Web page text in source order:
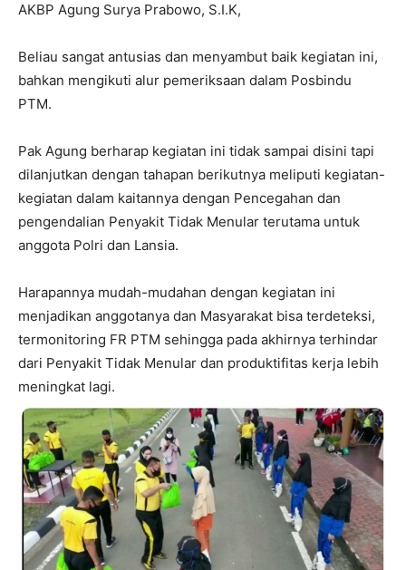
AKBP Agung Surya Prabowo, S.I.K,
Beliau sangat antusias dan menyambut baik kegiatan ini,
bahkan mengikuti alur pemeriksaan dalam Posbindu
PTM.
Pak Agung berharap kegiatan ini tidak sampai disini tapi
dilanjutkan dengan tahapan berikutnya meliputi kegiatan-
kegiatan dalam kaitannya dengan Pencegahan dan
pengendalian Penyakit Tidak Menular terutama untuk
anggota Polri dan Lansia.
Harapannya mudah-mudahan dengan kegiatan ini
menjadikan anggotanya dan Masyarakat bisa terdeteksi,
termonitoring FR PTM sehingga pada akhirnya terhindar
dari Penyakit Tidak Menular dan produktifitas kerja lebih
meningkat lagi.